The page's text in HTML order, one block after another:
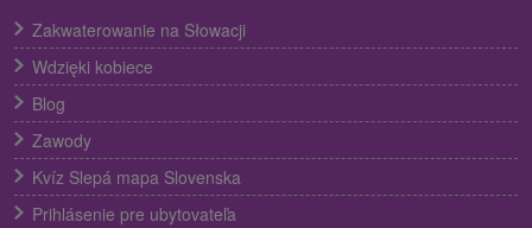
Zakwaterowanie na Słowacji
Wdzięki kobiece
Blog
Zawody
Kvíz Slepá mapa Slovenska
Prihlásenie pre ubytovateľa